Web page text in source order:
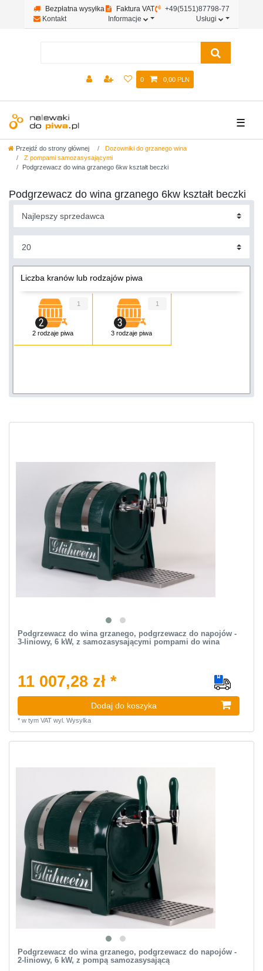
Bezpłatna wysyłka Faktura VAT
+49(5151)87798-77
Kontakt
Informacje Usługi
0 0,00 PLN
☰
Przejdź do strony głównej
Dozowniki do grzanego wina
Z pompami samozasysającymi
Podgrzewacz do wina grzanego 6kw kształt beczki
Podgrzewacz do wina grzanego 6kw kształt beczki
Liczba kranów lub rodzajów piwa
2 rodzaje piwa
1
3 rodzaje piwa
1
Podgrzewacz do wina grzanego, podgrzewacz do napojów -
3-liniowy, 6 kW, z samozasysającymi pompami do wina
11 007,28 zł *
Dodaj do koszyka
* w tym VATwyl. Wysylka
Podgrzewacz do wina grzanego, podgrzewacz do napojów -
2-liniowy, 6 kW, z pompą samozasysającą